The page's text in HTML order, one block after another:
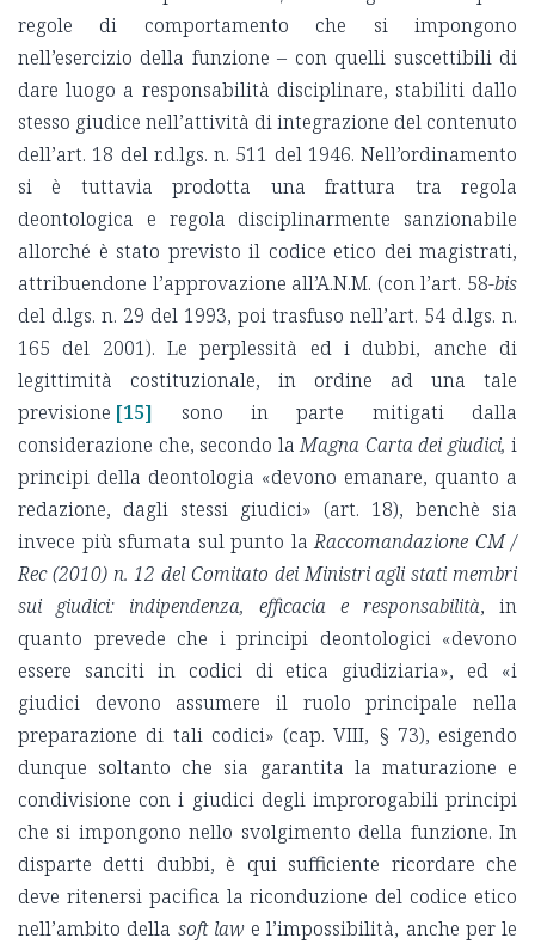
regole di comportamento che si impongono
nell’esercizio della funzione – con quelli suscettibili di
dare luogo a responsabilità disciplinare, stabiliti dallo
stesso giudice nell’attività di integrazione del contenuto
dell’art. 18 del r.d.lgs. n. 511 del 1946. Nell’ordinamento
si è tuttavia prodotta una frattura tra regola
deontologica e regola disciplinarmente sanzionabile
allorché è stato previsto il codice etico dei magistrati,
attribuendone l’approvazione all’A.N.M. (con l’art. 58-bis
del d.lgs. n. 29 del 1993, poi trasfuso nell’art. 54 d.lgs. n.
165 del 2001). Le perplessità ed i dubbi, anche di
legittimità costituzionale, in ordine ad una tale
previsione [15] sono in parte mitigati dalla
considerazione che, secondo laMagna Carta dei giudici, i
principi della deontologia «devono emanare, quanto a
redazione, dagli stessi giudici» (art. 18), benchè sia
invece più sfumata sul punto laRaccomandazione CM /
Rec (2010) n. 12 del Comitato dei Ministri agli stati membri
sui giudici: indipendenza, efficacia e responsabilità, in
quanto prevede che i principi deontologici «devono
essere sanciti in codici di etica giudiziaria», ed «i
giudici devono assumere il ruolo principale nella
preparazione di tali codici» (cap. VIII, § 73), esigendo
dunque soltanto che sia garantita la maturazione e
condivisione con i giudici degli improrogabili principi
che si impongono nello svolgimento della funzione. In
disparte detti dubbi, è qui sufficiente ricordare che
deve ritenersi pacifica la riconduzione del codice etico
nell’ambito della soft lawe l’impossibilità, anche per le